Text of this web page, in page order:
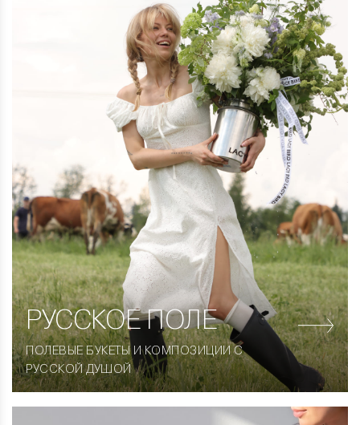
РУССКОЕ ПОЛЕ
ПОЛЕВЫЕ БУКЕТЫ И КОМПОЗИЦИИ С
РУССКОЙ ДУШОЙ